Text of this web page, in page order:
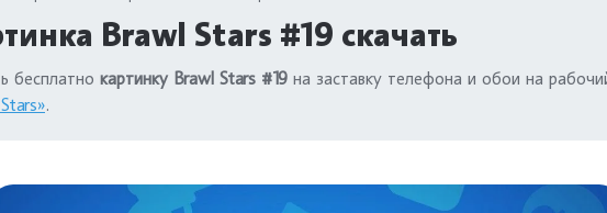
Brawl Stars #19 скачать
бесплатно картинку Brawl Stars #19 на заставку телефона и обои на
.